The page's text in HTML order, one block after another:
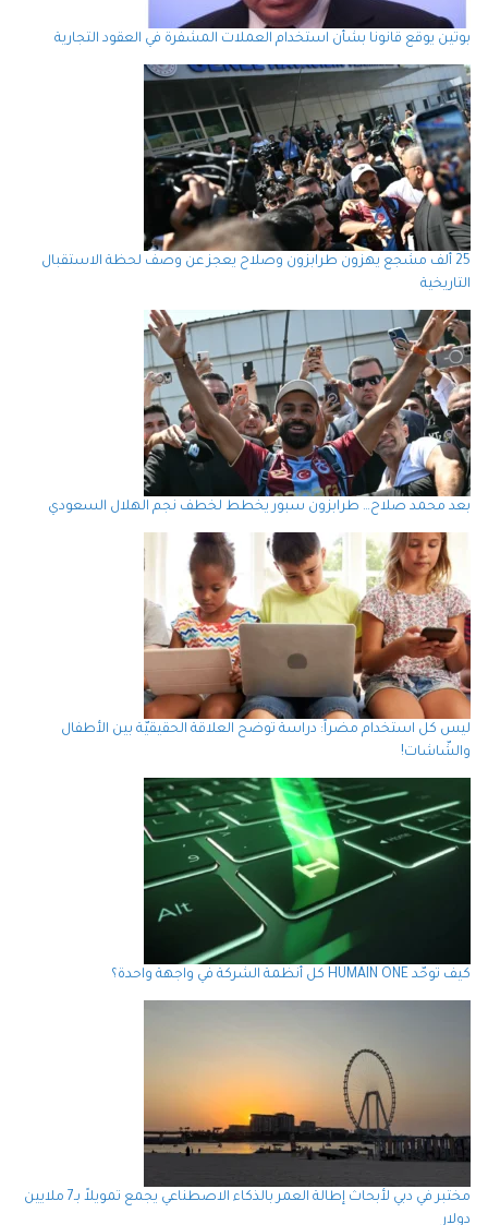
بوتين يوقع قانونا بشأن استخدام العملات المشفرة في العقود التجارية
25 ألف مشجع يهزون طرابزون وصلاح يعجز عن وصف لحظة الاستقبال
التاريخية
بعد محمد صلاح… طرابزون سبور يخطط لخطف نجم الهلال السعودي
ليس كل استخدام مضراً: دراسة توضح العلاقة الحقيقيّة بين الأطفال
والشّاشات!
كيف توحّد HUMAIN ONE كل أنظمة الشركة في واجهة واحدة؟
مختبر في دبي لأبحاث إطالة العمر بالذكاء الاصطناعي يجمع تمويلاً بـ7 ملايين
دولار